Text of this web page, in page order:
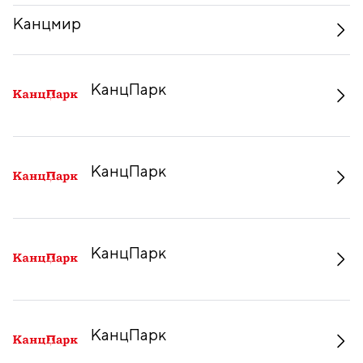
Канцмир
КанцПарк
КанцПарк
КанцПарк
КанцПарк